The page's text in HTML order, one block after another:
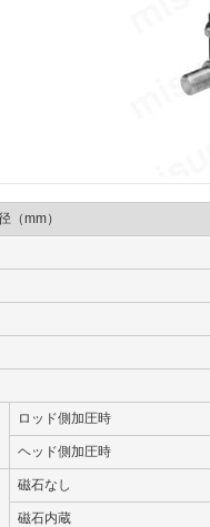
（mm）
ロッド側加圧時
ヘッド側加圧時
磁石なし
磁石内蔵